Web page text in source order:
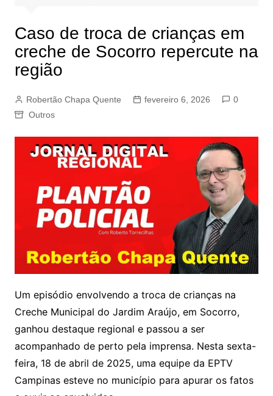
Caso de troca de crianças em
creche de Socorro repercute na
região
Robertão Chapa Quente fevereiro 6, 2026
0
Outros
Um episódio envolvendo a troca de crianças na
Creche Municipal do Jardim Araújo, em Socorro,
ganhou destaque regional e passou a ser
acompanhado de perto pela imprensa. Nesta sexta-
feira, 18 de abril de 2025, uma equipe da EPTV
Campinas esteve no município para apurar os fatos